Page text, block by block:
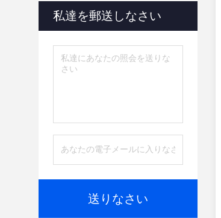
LED 光センサー
電源をつけるLED(19)
私達を郵送しなさい
送りなさい